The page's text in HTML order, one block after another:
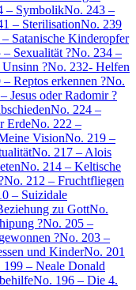
– SymbolikNo. 243 –
– SterilisationNo. 239
Satanische Kinderopfer
Sexualität ?No. 234 –
?No. 232- Helfen
Reptos erkennen ?No.
Jesus oder Radomir ?
No. 224 –
ErdeNo. 222 –
VisionNo. 219 –
No. 217 – Alois
No. 214 – Keltische
No. 212 – Fruchtfliegen
– Suizidale
zu GottNo.
?No. 205 –
?No. 203 –
und KinderNo. 201
199 – Neale Donald
No. 196 – Die 4.